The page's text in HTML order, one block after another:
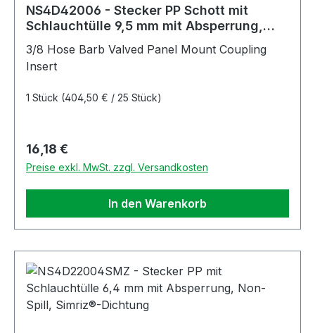
NS4D42006 - Stecker PP Schott mit
Schlauchtülle 9,5 mm mit Absperrung,
3/8 Hose Barb Valved Panel Mount Coupling
Insert
1 Stück (404,50 € / 25 Stück)
Regulärer Preis:
16,18 €
Preise exkl. MwSt. zzgl. Versandkosten
In den Warenkorb